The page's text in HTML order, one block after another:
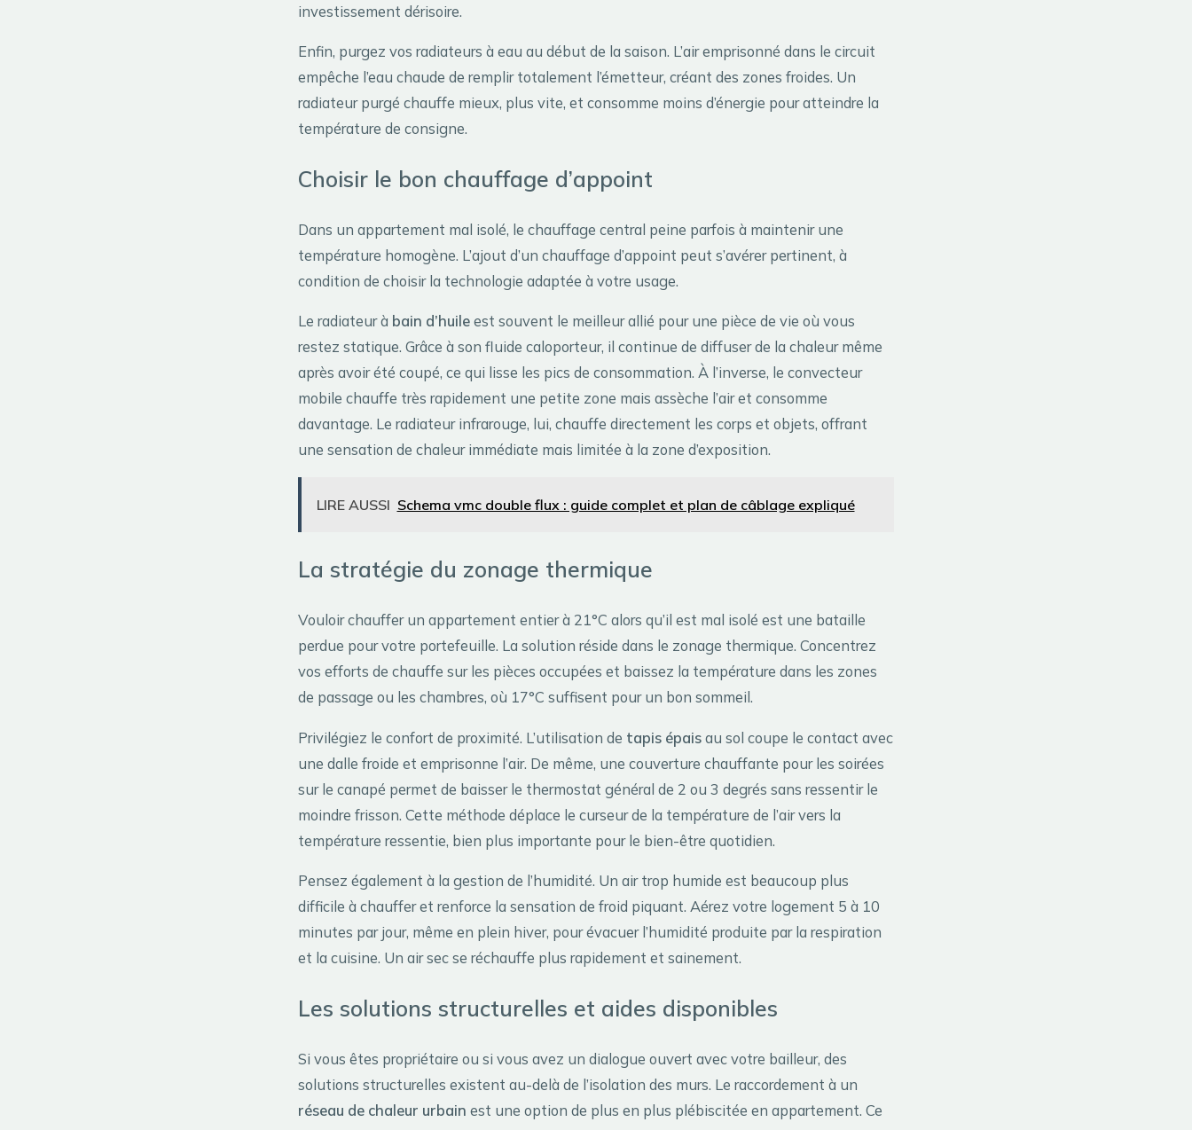
investissement dérisoire.
Enfin, purgez vos radiateurs à eau au début de la saison. L’air emprisonné dans le circuit
empêche l’eau chaude de remplir totalement l’émetteur, créant des zones froides. Un
radiateur purgé chauffe mieux, plus vite, et consomme moins d’énergie pour atteindre la
température de consigne.
Choisir le bon chauffage d’appoint
Dans un appartement mal isolé, le chauffage central peine parfois à maintenir une
température homogène. L’ajout d’un chauffage d’appoint peut s’avérer pertinent, à
condition de choisir la technologie adaptée à votre usage.
Le radiateur à bain d’huileest souvent le meilleur allié pour une pièce de vie où vous
restez statique. Grâce à son fluide caloporteur, il continue de diffuser de la chaleur même
après avoir été coupé, ce qui lisse les pics de consommation. À l’inverse, le convecteur
mobile chauffe très rapidement une petite zone mais assèche l’air et consomme
davantage. Le radiateur infrarouge, lui, chauffe directement les corps et objets, offrant
une sensation de chaleur immédiate mais limitée à la zone d’exposition.
LIRE AUSSI Schema vmc double flux : guide complet et plan de câblage expliqué
La stratégie du zonage thermique
Vouloir chauffer un appartement entier à 21°C alors qu’il est mal isolé est une bataille
perdue pour votre portefeuille. La solution réside dans le zonage thermique. Concentrez
vos efforts de chauffe sur les pièces occupées et baissez la température dans les zones
de passage ou les chambres, où 17°C suffisent pour un bon sommeil.
Privilégiez le confort de proximité. L’utilisation de tapis épaisau sol coupe le contact avec
une dalle froide et emprisonne l’air. De même, une couverture chauffante pour les soirées
sur le canapé permet de baisser le thermostat général de 2 ou 3 degrés sans ressentir le
moindre frisson. Cette méthode déplace le curseur de la température de l’air vers la
température ressentie, bien plus importante pour le bien-être quotidien.
Pensez également à la gestion de l’humidité. Un air trop humide est beaucoup plus
difficile à chauffer et renforce la sensation de froid piquant. Aérez votre logement 5 à 10
minutes par jour, même en plein hiver, pour évacuer l’humidité produite par la respiration
et la cuisine. Un air sec se réchauffe plus rapidement et sainement.
Les solutions structurelles et aides disponibles
Si vous êtes propriétaire ou si vous avez un dialogue ouvert avec votre bailleur, des
solutions structurelles existent au-delà de l’isolation des murs. Le raccordement à un
réseau de chaleur urbain est une option de plus en plus plébiscitée en appartement. Ce